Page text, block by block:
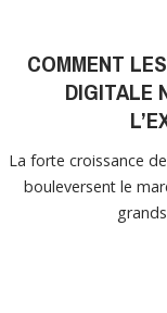
COMMENT
DIGITALE
La forte croissance
bouleversent le